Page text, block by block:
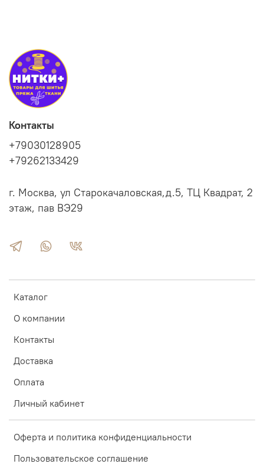
Каталог
О компании
Контакты
Доставка
Оплата
Личный кабинет
Оферта и политика конфиденциальности
Пользовательское соглашение
Контакты
+79030128905
+79262133429
г. Москва, ул Старокачаловская,д.5, ТЦ Квадрат, 2
этаж, пав ВЭ29